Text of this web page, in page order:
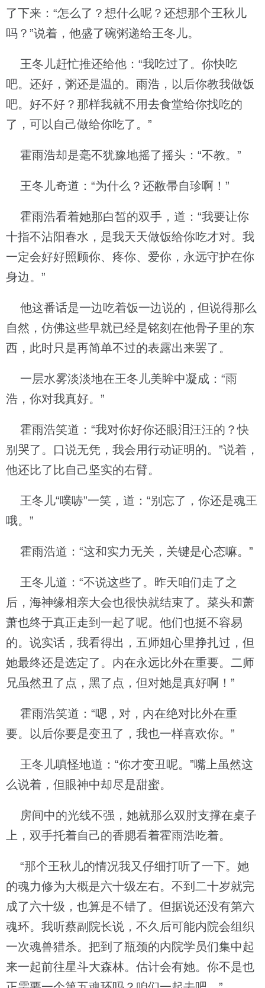
了下来：“怎么了？想什么呢？还想那个王秋儿
吗？”说着，他盛了碗粥递给王冬儿。
王冬儿赶忙推还给他：“我吃过了。你快吃
吧。还好，粥还是温的。雨浩，以后你教我做饭
吧。好不好？那样我就不用去食堂给你找吃的
了，可以自己做给你吃了。”
霍雨浩却是毫不犹豫地摇了摇头：“不教。”
王冬儿奇道：“为什么？还敝帚自珍啊！”
霍雨浩看着她那白皙的双手，道：“我要让你
十指不沾阳春水，是我天天做饭给你吃才对。我
一定会好好照顾你、疼你、爱你，永远守护在你
身边。”
他这番话是一边吃着饭一边说的，但说得那么
自然，仿佛这些早就已经是铭刻在他骨子里的东
西，此时只是再简单不过的表露出来罢了。
一层水雾淡淡地在王冬儿美眸中凝成：“雨
浩，你对我真好。”
霍雨浩笑道：“我对你好你还眼泪汪汪的？快
别哭了。口说无凭，我会用行动证明的。”说着，
他还比了比自己坚实的右臂。
王冬儿“噗哧”一笑，道：“别忘了，你还是魂王
哦。”
霍雨浩道：“这和实力无关，关键是心态嘛。”
王冬儿道：“不说这些了。昨天咱们走了之
后，海神缘相亲大会也很快就结束了。菜头和萧
萧也终于真正走到一起了呢。他们也挺不容易
的。说实话，我看得出，五师姐心里挣扎过，但
她最终还是选定了。内在永远比外在重要。二师
兄虽然丑了点，黑了点，但对她是真好啊！”
霍雨浩笑道：“嗯，对，内在绝对比外在重
要。以后你要是变丑了，我也一样喜欢你。”
王冬儿嗔怪地道：“你才变丑呢。”嘴上虽然这
么说着，但眼神中却尽是甜蜜。
房间中的光线不强，她就那么双肘支撑在桌子
上，双手托着自己的香腮看着霍雨浩吃着。
“那个王秋儿的情况我又仔细打听了一下。她
的魂力修为大概是六十级左右。不到二十岁就完
成了六十级，也算是不错了。但据说还没有第六
魂环。我听蔡副院长说，不久后可能内院会组织
一次魂兽猎杀。把到了瓶颈的内院学员们集中起
来一起前往星斗大森林。估计会有她。你不是也